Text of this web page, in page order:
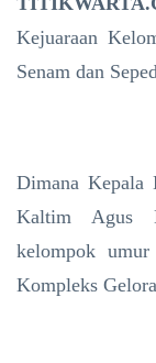
Kejuaraan
Senam dan
Dimana Kepala
Kaltim Agus
kelompok
Kompleks